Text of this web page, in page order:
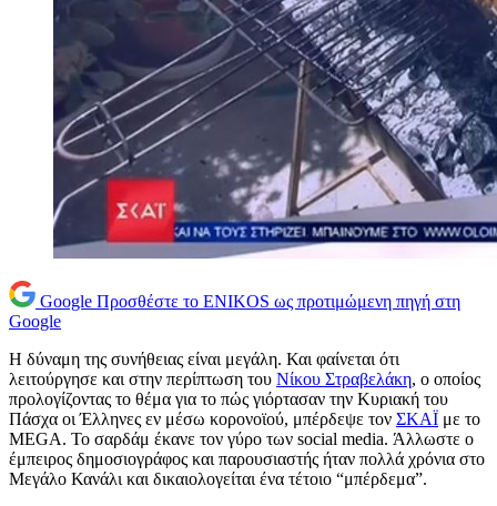
Google Προσθέστε το ENIKOS ως προτιμώμενη πηγή στη
Google
Η δύναμη της συνήθειας είναι μεγάλη. Και φαίνεται ότι
λειτούργησε και στην περίπτωση του Νίκου Στραβελάκη, ο οποίος
προλογίζοντας το θέμα για το πώς γιόρτασαν την Κυριακή του
Πάσχα οι Έλληνες εν μέσω κορονοϊού, μπέρδεψε τον ΣΚΑΪ με το
MEGA. Το σαρδάμ έκανε τον γύρο των social media. Άλλωστε ο
έμπειρος δημοσιογράφος και παρουσιαστής ήταν πολλά χρόνια στο
Μεγάλο Κανάλι και δικαιολογείται ένα τέτοιο “μπέρδεμα”.